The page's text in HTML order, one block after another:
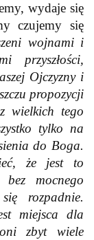
wydaje się
czujemy się
wojnami i
przyszłości,
Ojczyzny i
propozycji
wielkich tego
tylko na
do Boga.
że jest to
mocnego
rozpadnie.
miejsca dla
zbyt wiele